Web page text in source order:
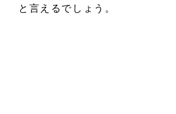
と言えるでしょう。